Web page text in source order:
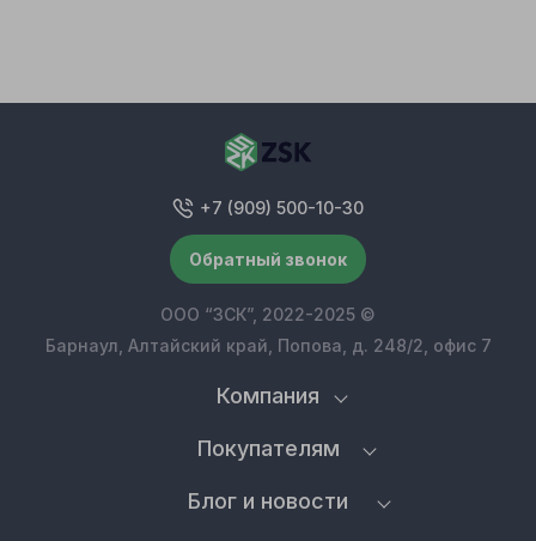
Компания
Покупателям
Блог и новости
+7 (909) 500-10-30
Обратный звонок
ООО “ЗСК”, 2022-2025 ©
Барнаул, Алтайский край, Попова, д. 248/2, офис 7